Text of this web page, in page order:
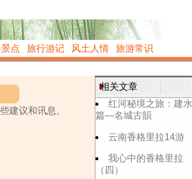
点 旅行游记 风土人情
旅游常识
相关文章
红河秘境之旅：建水
篇—名城古韻
云南香格里拉14游
我心中的香格里拉
（四）
建议和讯息。